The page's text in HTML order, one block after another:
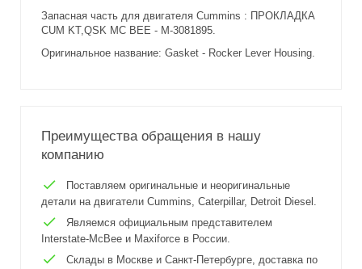
Запасная часть для двигателя Cummins : ПРОКЛАДКА
CUM KT,QSK MC BEE - M-3081895.
Оригинальное название: Gasket - Rocker Lever Housing.
Преимущества обращения в нашу
компанию
Поставляем оригинальные и неоригинальные
детали на двигатели Cummins, Caterpillar, Detroit Diesel.
Являемся официальным представителем
Interstate-McBee и Maxiforce в России.
Склады в Москве и Санкт-Петербурге, доставка по